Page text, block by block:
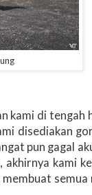
kami di tengah
disediakan
pun gagal
kami